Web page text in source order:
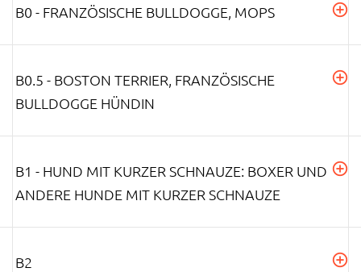
B0 - FRANZÖSISCHE BULLDOGGE, MOPS
B0.5 - BOSTON TERRIER, FRANZÖSISCHE
BULLDOGGE HÜNDIN
B1 - HUND MIT KURZER SCHNAUZE: BOXER UND
ANDERE HUNDE MIT KURZER SCHNAUZE
B2